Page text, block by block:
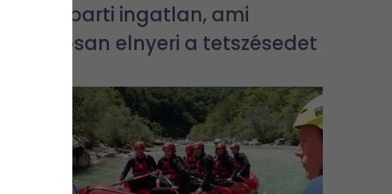
3 vízparti ingatlan, ami
biztosan elnyeri a tetszésedet